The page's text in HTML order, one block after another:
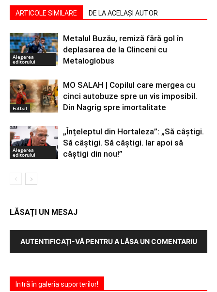
ARTICOLE SIMILARE DE LA ACELAȘI AUTOR
Alegerea
editorului
Metalul Buzău, remiză fără gol în
deplasarea de la Clinceni cu
Metaloglobus
Fotbal
MO SALAH | Copilul care mergea cu
cinci autobuze spre un vis imposibil.
Din Nagrig spre imortalitate
Alegerea
editorului
„Înțeleptul din Hortaleza”: „Să câștigi.
Să câștigi. Să câștigi. Iar apoi să
câștigi din nou!”
LĂSAȚI UN MESAJ
AUTENTIFICAȚI-VĂ PENTRU A LĂSA UN COMENTARIU
Intră în galeria suporterilor!